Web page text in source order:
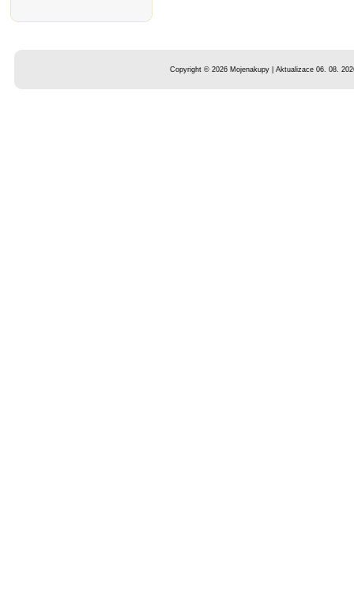
Copyright © 2026 Mojenakupy | Aktualizace 06. 08.